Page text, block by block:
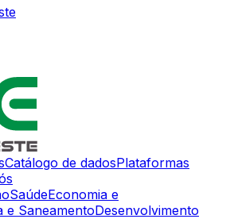
Catálogo de dadosPlataformas
SaúdeEconomia e
SaneamentoDesenvolvimento